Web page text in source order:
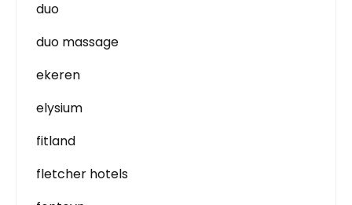
duo
duo massage
ekeren
elysium
fitland
fletcher hotels